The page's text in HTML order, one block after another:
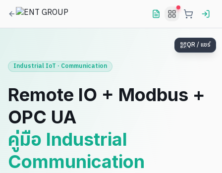
Industrial IoT · Communication
Remote IO + Modbus +
OPC UA
คู่มือ Industrial
Communication
QR / แชร์